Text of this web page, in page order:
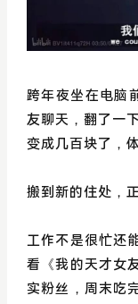
跨年夜坐在电脑
友聊天，翻了一
变成几百块了，
搬到新的住处，
工作不是很忙还
看《我的天才女
实粉丝，周末吃